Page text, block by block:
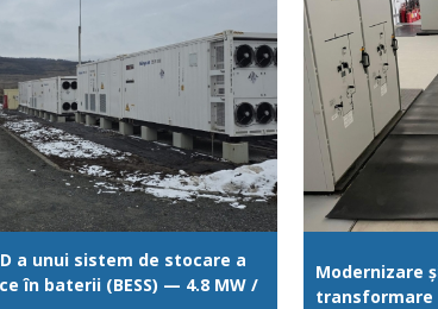
a unui sistem de stocare a
în baterii (BESS) — 4.8 MW /
Modernizare
transformare